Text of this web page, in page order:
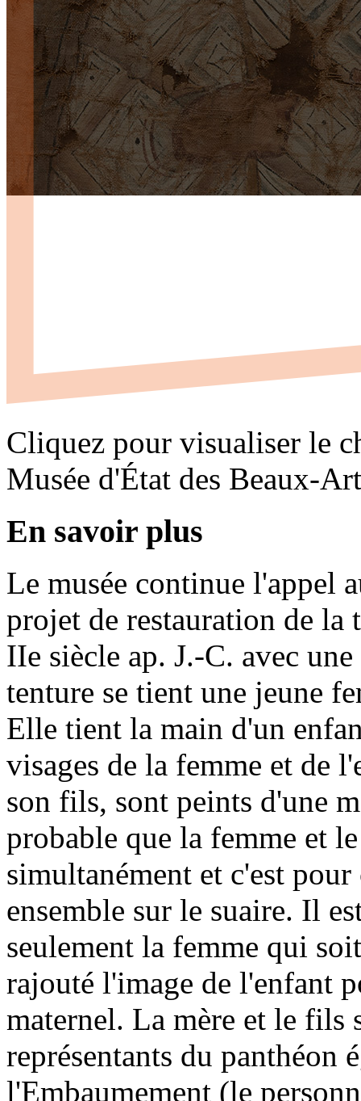
Cliquez pour visualiser le
Musée d'État des Beaux-
En savoir plus
Le musée continue l'appel
projet de restauration de la
IIe siècle ap. J.-C. avec
tenture se tient une jeune
Elle tient la main d'un
visages de la femme et de
son fils, sont peints d'une
probable que la femme et
simultanément et c'est
ensemble sur le suaire. Il
seulement la femme qui
rajouté l'image de l'enfant
maternel. La mère et le fils
représentants du panthéon
l'Embaumement (le